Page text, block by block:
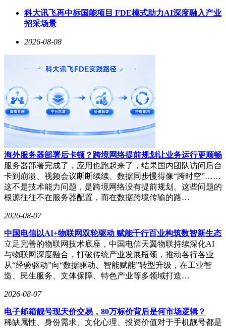
科大讯飞再中标国能项目 FDE模式助力AI深度融入产业
招采场景
2026-08-08
海外服务器部署后卡顿？跨境网络提前规划让业务运行更顺畅
服务器部署完成了，应用也跑起来了，结果国内团队访问后台
卡到崩溃、视频会议断断续续、数据同步慢得像“跨时空”……
这不是技术能力问题，是跨境网络没有提前规划。这些问题的
根源往往不在服务器配置，而在数据跨境传输的路…
2026-08-07
中国电信以AI+物联网双轮驱动 赋能千行百业构筑数智新生态
立足完善的物联网技术底座，中国电信天翼物联持续深化AI
与物联网深度融合，打破传统产业发展瓶颈，推动各行各业
从“经验驱动”向“数据驱动、智能赋能”转型升级，在工业智
造、民生服务、文体保障、特色产业等多领域打造…
2026-08-07
电子邮箱靓号现天价交易，80万标价背后是何市场逻辑？
稀缺属性、身份需求、文化心理、投资价值对于手机靓号都是